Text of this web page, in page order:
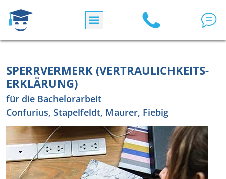
SPERRVERMERK (VERTRAULICHKEITS-
ERKLÄRUNG)
für die Bachelorarbeit
Confurius, Stapelfeldt, Maurer, Fiebig